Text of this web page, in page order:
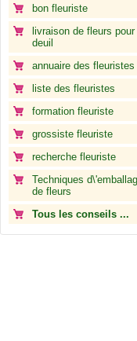
bon fleuriste
livraison de fleurs pour
deuil
annuaire des fleuristes
liste des fleuristes
formation fleuriste
grossiste fleuriste
recherche fleuriste
Techniques
de fleurs
Tous les conseils ...